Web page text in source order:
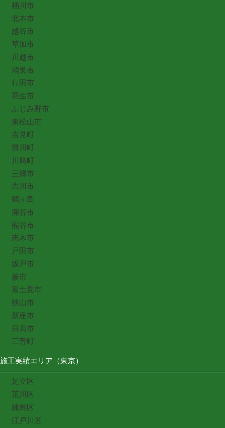
桶川市
北本市
越谷市
草加市
川越市
鴻巣市
行田市
羽生市
ふじみ野市
東松山市
吉見町
滑川町
川島町
三郷市
吉川市
鶴ヶ島
深谷市
熊谷市
志木市
戸田市
坂戸市
蕨市
富士見市
狭山市
新座市
日高市
三芳町
施工実績エリア（東京）
足立区
荒川区
練馬区
江戸川区